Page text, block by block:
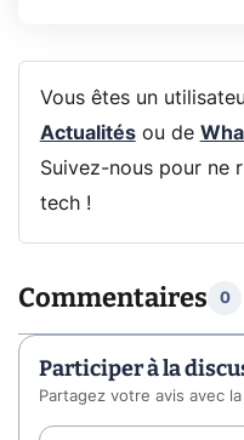
Vous êtes un
Actualitésou de
Suivez-nous pour ne
tech !
Commentaires 0
Participer à la
Partagez votre avis avec